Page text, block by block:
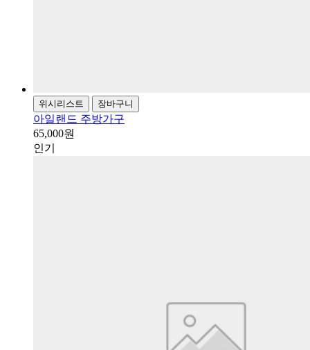
위시리스트 장바구니
아일랜드 주방가구
65,000원
인기